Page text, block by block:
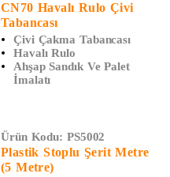
CN70 Havalı Rulo Çivi
Tabancası
Çivi Çakma Tabancası
Havalı Rulo
Ahşap Sandık Ve Palet
İmalatı
Ürün Kodu: PS5002
Plastik Stoplu Şerit Metre
(5 Metre)